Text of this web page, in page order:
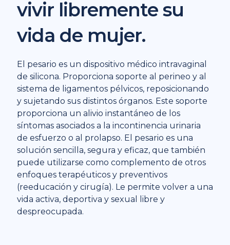
vivir libremente su
vida de mujer.
El pesario es un dispositivo médico intravaginal
de silicona. Proporciona soporte al perineo y al
sistema de ligamentos pélvicos, reposicionando
y sujetando sus distintos órganos. Este soporte
proporciona un alivio instantáneo de los
síntomas asociados a la incontinencia urinaria
de esfuerzo o al prolapso. El pesario es una
solución sencilla, segura y eficaz, que también
puede utilizarse como complemento de otros
enfoques terapéuticos y preventivos
(reeducación y cirugía). Le permite volver a una
vida activa, deportiva y sexual libre y
despreocupada.